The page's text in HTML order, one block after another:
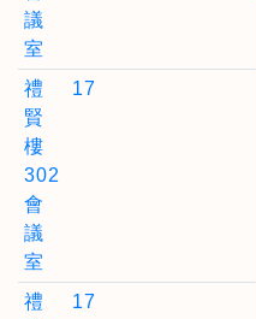
議
室
禮
賢
樓
302
會
議
室
17
禮
17